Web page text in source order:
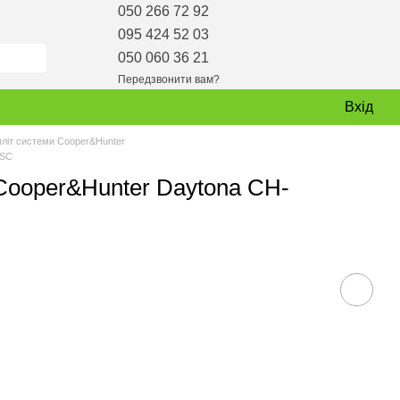
050 266 72 92
095 424 52 03
050 060 36 21
Передзвонити вам?
Вхід
системи Cooper&Hunter
Daytona CH-